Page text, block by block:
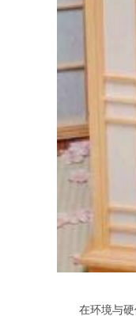
在环境与硬件